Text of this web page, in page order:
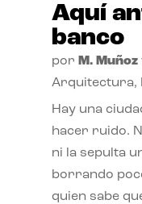
Aquí
banco
por M. Muñoz
Arquitectura,
Hay una
hacer ruido.
ni la sepulta
borrando
quien sabe